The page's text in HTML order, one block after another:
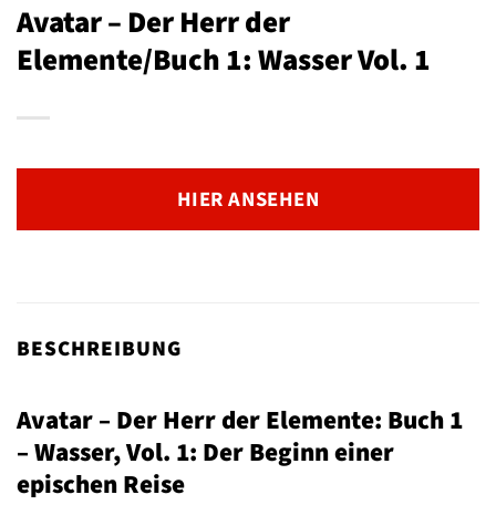
Avatar – Der Herr der
Elemente/Buch 1: Wasser Vol. 1
HIER ANSEHEN
BESCHREIBUNG
Avatar – Der Herr der Elemente: Buch 1
– Wasser, Vol. 1: Der Beginn einer
epischen Reise